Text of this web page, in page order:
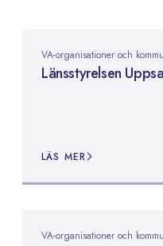
VA-organisationer och
Länsstyrelsen
LÄS MER
VA-organisationer och